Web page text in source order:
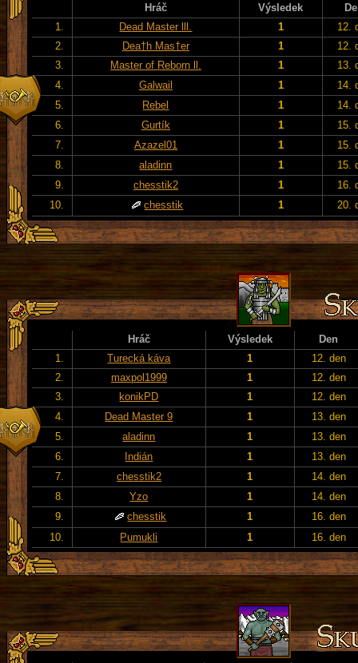
Hráč Výsledek
1.
Dead Master lll. 1
12.
2.
Dea†h Mas†er 1
12.
3.
Master of Reborn ll. 1
13.
4.
Galwail 1
14.
5.
Rebel 1
14.
6.
Gurtík 1
15.
7.
Azazel01 1
15.
8.
aladinn 1
15.
9.
chesstik2 1
16.
10.
chesstik 1 20.
Hráč Výsledek
Den
1.
Turecká káva 1
12. den
2.
maxpol1999 1
12. den
3.
konikPD 1
12. den
4.
Dead Master 9 1
13. den
5.
aladinn 1
13. den
6.
Indián 1
13. den
7.
chesstik2 1
14. den
8.
Yzo 1
14. den
9.
chesstik 1
16. den
10.
Pumukli 1 16. den